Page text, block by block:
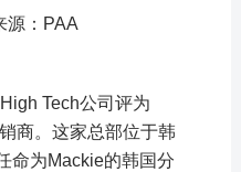
源：PAA
Tech公司评为
商。这家总部位于韩
命为Mackie的韩国分